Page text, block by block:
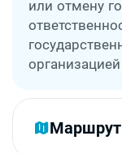
или отмену
Маршрут